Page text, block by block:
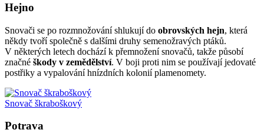
Hejno
Snovači se po rozmnožování shlukují do obrovských hejn, která
někdy tvoří společně s dalšími druhy semenožravých ptáků.
V některých letech dochází k přemnožení snovačů, takže působí
značné škody v zemědělství. V boji proti nim se používají jedovaté
postřiky a vypalování hnízdních kolonií plamenomety.
Snovač škraboškový
Potrava